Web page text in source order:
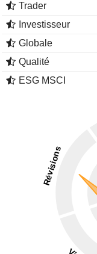
Trader
Investisseur
Globale
Qualité
ESG MSCI